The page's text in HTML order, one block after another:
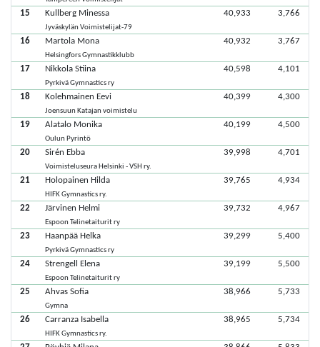
15 Kullberg Minessa
Jyväskylän Voimistelijat-79
40,933 3,766
16 Martola Mona
Helsingfors Gymnastikklubb
40,932 3,767
17 Nikkola Stiina
Pyrkivä Gymnastics ry
40,598 4,101
18 Kolehmainen Eevi
Joensuun Katajan voimistelu
40,399 4,300
19 Alatalo Monika
Oulun Pyrintö
40,199 4,500
20 Sirén Ebba
Voimisteluseura Helsinki - VSH ry.
39,998 4,701
21 Holopainen Hilda
HIFK Gymnastics ry.
39,765 4,934
22 Järvinen Helmi
Espoon Telinetaiturit ry
39,732 4,967
23 Haanpää Helka
Pyrkivä Gymnastics ry
39,299 5,400
24 Strengell Elena
Espoon Telinetaiturit ry
39,199 5,500
25 Ahvas Sofia
Gymna
38,966 5,733
26 Carranza Isabella
HIFK Gymnastics ry.
38,965 5,734